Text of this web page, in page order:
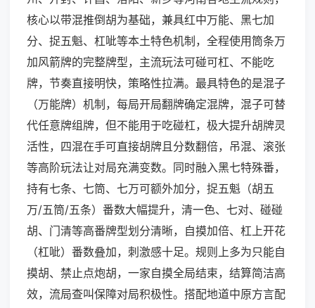
核心以带混推倒胡为基础，兼具红中万能、黑七加
分、捉五魁、杠呲等本土特色机制，全程使用筒条万
加风箭牌的完整牌型，主流玩法可碰可杠、不能吃
牌，节奏直接明快，策略性拉满。最具特色的是混子
（万能牌）机制，每局开局翻牌确定混牌，混子可替
代任意牌组牌，但不能用于吃碰杠，极大提升胡牌灵
活性，四混在手可直接胡牌且分数翻倍，吊混、滚张
等高阶玩法让对局充满变数。同时融入黑七特殊番，
持有七条、七筒、七万可额外加分，捉五魁（胡五
万/五筒/五条）番数大幅提升，清一色、七对、碰碰
胡、门清等高番牌型划分清晰，自摸加倍、杠上开花
（杠呲）番数叠加，刺激感十足。规则上多为只能自
摸胡、禁止点炮胡，一家自摸全局结束，结算简洁高
效，流局查叫保障对局积极性。搭配地道中原方言配